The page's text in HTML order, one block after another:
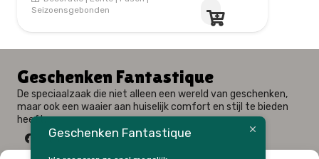
Geschenken Fantastique
De speciaalzaak die niet alleen een wereld van geschenken,
maar ook een waaier aan huiselijk comfort en stijl te bieden
heeft.
Geschenken Fantastique